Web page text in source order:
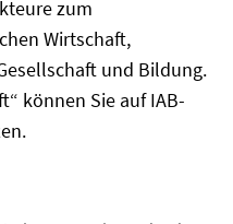
zum
Wirtschaft,
und Bildung.
können Sie auf IAB-